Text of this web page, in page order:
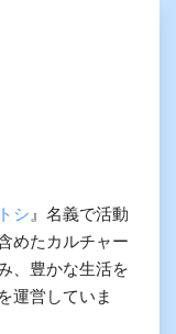
シ 』名義で活動
めたカルチャー
、豊かな生活を
運営していま